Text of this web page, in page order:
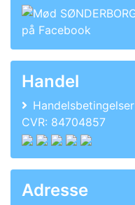
Handel
Handelsbetingelser
CVR: 84704857
Adresse